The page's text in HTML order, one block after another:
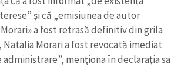
și că „emisiunea de autor
a fost retrasă definitiv din grila
Natalia Morari a fost revocată imediat
menționa în declarația sa